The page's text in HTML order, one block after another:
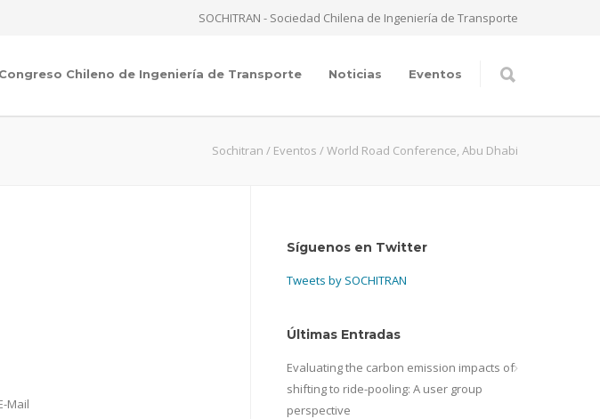
SOCHITRAN - Sociedad Chilena de Ingeniería de Transporte
Congreso Chileno de Ingeniería de Transporte Noticias Eventos
Sochitran / Eventos /World Road Conference, Abu Dhabi
Mail
Síguenos en Twitter
Tweets by SOCHITRAN
Últimas Entradas
Evaluating the carbon emission impacts of
shifting to ride-pooling: A user group
perspective